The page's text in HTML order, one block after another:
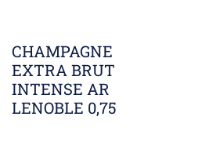
CHAMPAGNE
EXTRA BRUT
INTENSE AR
LENOBLE 0,75